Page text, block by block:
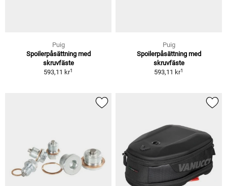
Puig
Spoilerpåsättning med
skruvfäste
593,11 kr1
Puig
Spoilerpåsättning med
skruvfäste
593,11 kr1